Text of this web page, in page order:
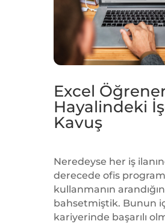
Excel
Hayalindeki
Kavuş
Neredeyse her iş
derecede ofis
kullanmanın
bahsetmiştik. Bunun
kariyerinde başarılı